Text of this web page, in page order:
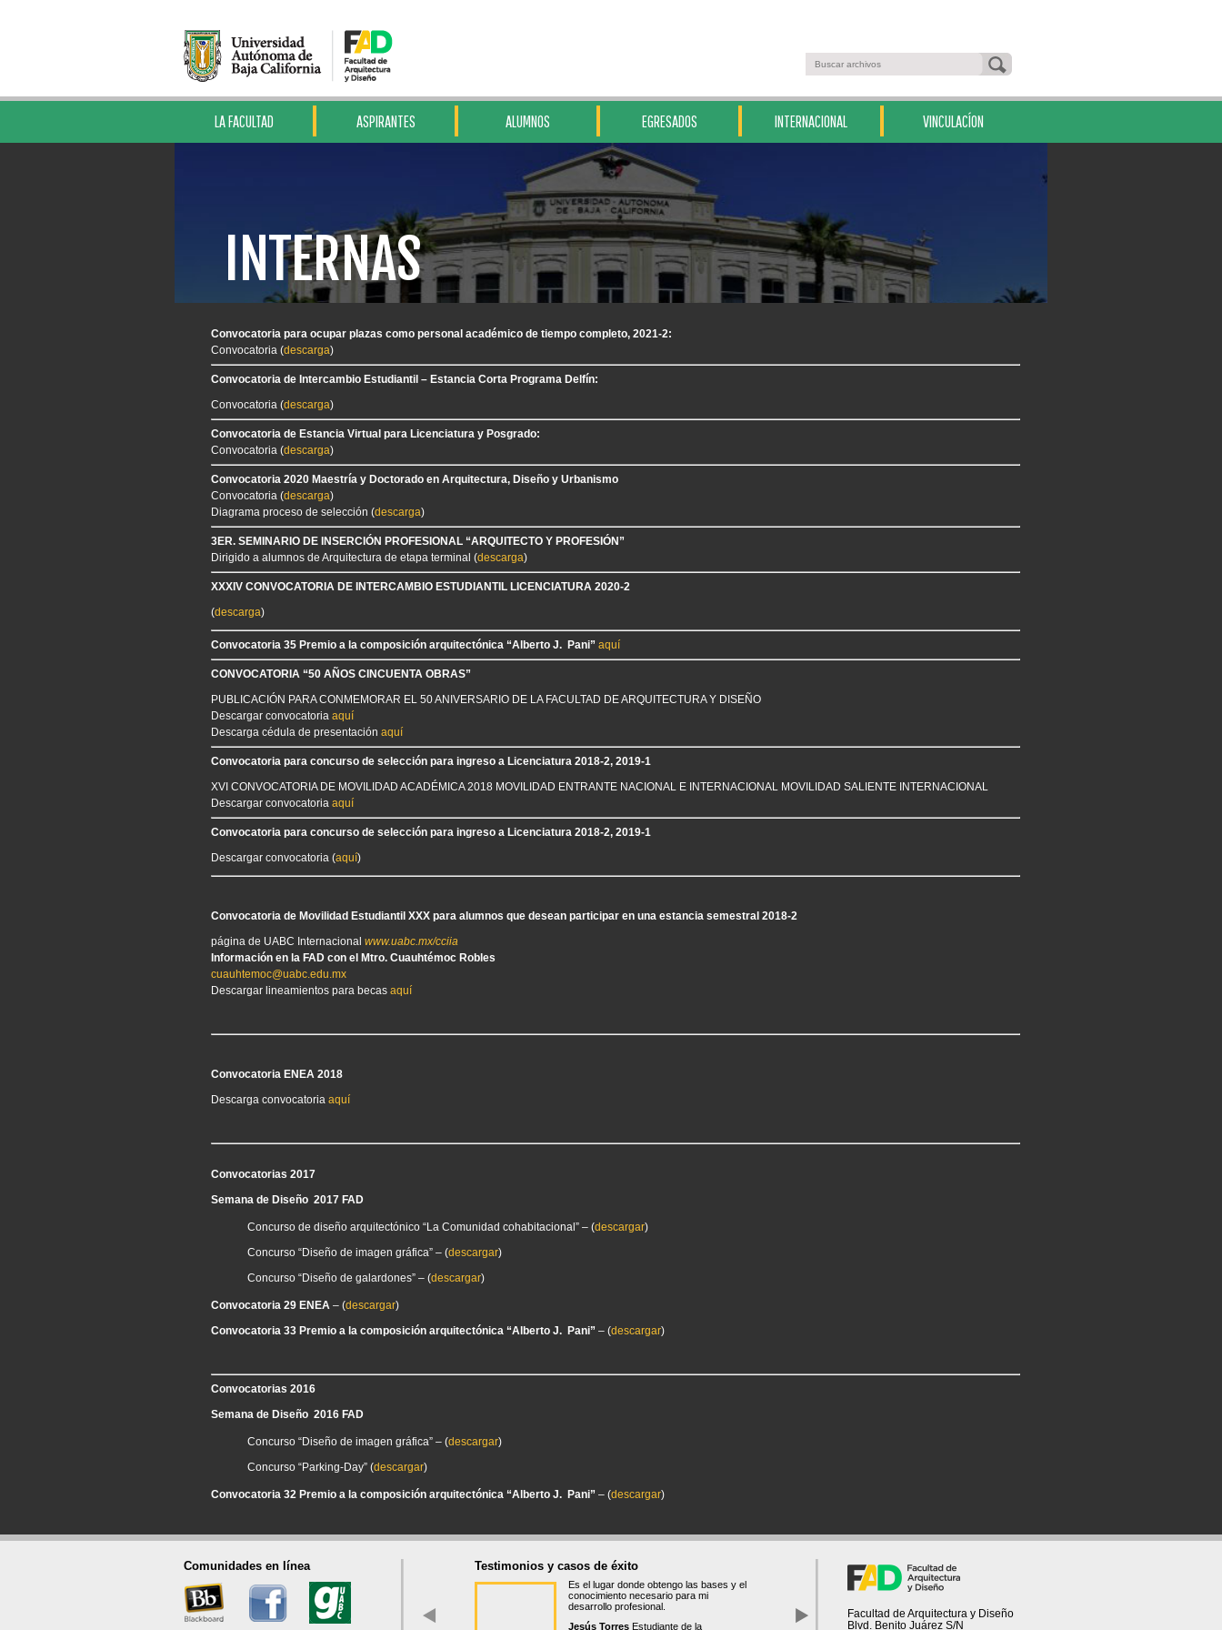
LA FACULTAD ASPIRANTES ALUMNOS EGRESADOS INTERNACIONAL VINCULACÍON
INTERNAS
Convocatoria para ocupar plazas como personal académico de tiempo completo, 2021-2:
Convocatoria (descarga)
Convocatoria de Intercambio Estudiantil – Estancia Corta Programa Delfín:
Convocatoria (descarga)
Convocatoria de Estancia Virtual para Licenciatura y Posgrado:
Convocatoria (descarga)
Convocatoria 2020 Maestría y Doctorado en Arquitectura, Diseño y Urbanismo
Convocatoria (descarga)
Diagrama proceso de selección (descarga)
3ER. SEMINARIO DE INSERCIÓN PROFESIONAL “ARQUITECTO Y PROFESIÓN”
Dirigido a alumnos de Arquitectura de etapa terminal (descarga)
XXXIV CONVOCATORIA DE INTERCAMBIO ESTUDIANTIL LICENCIATURA 2020-2
(descarga)
Convocatoria 35 Premio a la composición arquitectónica “Alberto J. Pani” aquí
CONVOCATORIA “50 AÑOS CINCUENTA OBRAS”
PUBLICACIÓN PARA CONMEMORAR EL 50 ANIVERSARIO DE LA FACULTAD DE ARQUITECTURA Y DISEÑO
Descargar convocatoria aquí
Descarga cédula de presentación aquí
Convocatoria para concurso de selección para ingreso a Licenciatura 2018-2, 2019-1
XVI CONVOCATORIA DE MOVILIDAD ACADÉMICA 2018 MOVILIDAD ENTRANTE NACIONAL E INTERNACIONAL MOVILIDAD SALIENTE INTERNACIONAL
Descargar convocatoria aquí
Convocatoria para concurso de selección para ingreso a Licenciatura 2018-2, 2019-1
Descargar convocatoria (aquí)
Convocatoria de Movilidad Estudiantil XXX para alumnos que desean participar en una estancia semestral 2018-2
página de UABC Internacional www.uabc.mx/cciia
Información en la FAD con el Mtro. Cuauhtémoc Robles
cuauhtemoc@uabc.edu.mx
Descargar lineamientos para becas aquí
Convocatoria ENEA 2018
Descarga convocatoria aquí
Convocatorias 2017
Semana de Diseño 2017 FAD
Concurso de diseño arquitectónico “La Comunidad cohabitacional” – (descargar)
Concurso “Diseño de imagen gráfica” – (descargar)
Concurso “Diseño de galardones” – (descargar)
Convocatoria 29 ENEA – (descargar)
Convocatoria 33 Premio a la composición arquitectónica “Alberto J. Pani” – (descargar)
Convocatorias 2016
Semana de Diseño 2016 FAD
Concurso “Diseño de imagen gráfica” – (descargar)
Concurso “Parking-Day” (descargar)
Convocatoria 32 Premio a la composición arquitectónica “Alberto J. Pani” – (descargar)
Comunidades en línea Testimonios y casos de éxito
Es el lugar donde obtengo las bases y el
conocimiento necesario para mi
desarrollo profesional.
Jesús Torres Estudiante de la
Facultad de Arquitectura y Diseño
Blvd. Benito Juárez S/N